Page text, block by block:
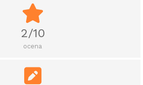
2/10
ocena